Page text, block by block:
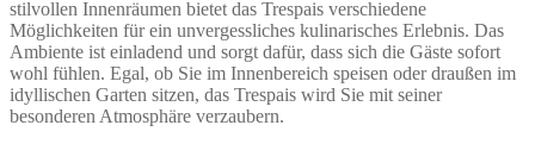
stilvollen Innenräumen bietet das Trespais verschiedene
Möglichkeiten für ein unvergessliches kulinarisches Erlebnis. Das
Ambiente ist einladend und sorgt dafür, dass sich die Gäste sofort
wohl fühlen. Egal, ob Sie im Innenbereich speisen oder draußen im
idyllischen Garten sitzen, das Trespais wird Sie mit seiner
besonderen Atmosphäre verzaubern.